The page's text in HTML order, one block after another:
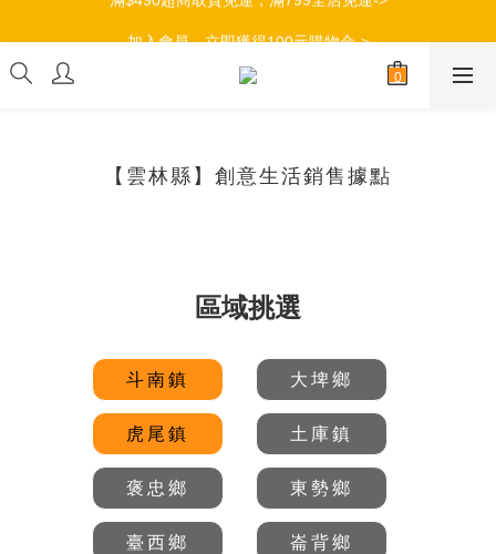
【雲林縣】創意生活銷售據點
區域挑選
斗南鎮 大埤鄉
虎尾鎮 土庫鎮
褒忠鄉 東勢鄉
臺西鄉 崙背鄉